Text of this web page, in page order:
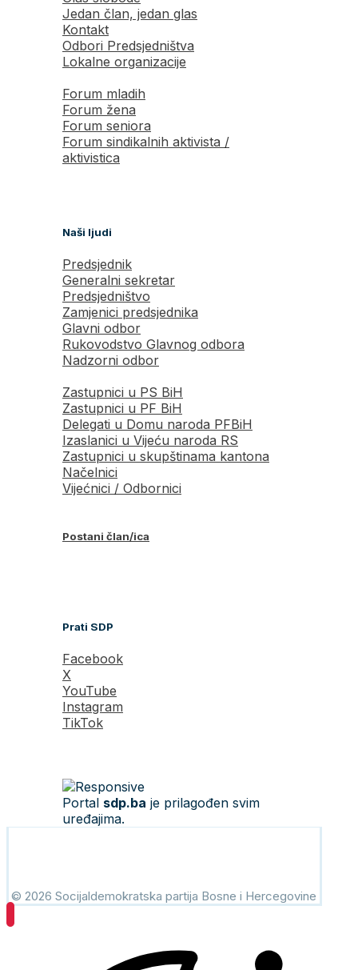
Jedan član, jedan glas
Kontakt
Odbori Predsjedništva
Lokalne organizacije
Forum mladih
Forum žena
Forum seniora
Forum sindikalnih aktivista /
aktivistica
Naši ljudi
Predsjednik
Generalni sekretar
Predsjedništvo
Zamjenici predsjednika
Glavni odbor
Rukovodstvo Glavnog odbora
Nadzorni odbor
Zastupnici u PS BiH
Zastupnici u PF BiH
Delegati u Domu naroda PFBiH
Izaslanici u Vijeću naroda RS
Zastupnici u skupštinama kantona
Načelnici
Vijećnici / Odbornici
Postani član/ica
Prati SDP
Facebook
X
YouTube
Instagram
TikTok
Portal sdp.ba je prilagođen svim
uređajima.
© 2026 Socijaldemokratska partija Bosne i Hercegovine